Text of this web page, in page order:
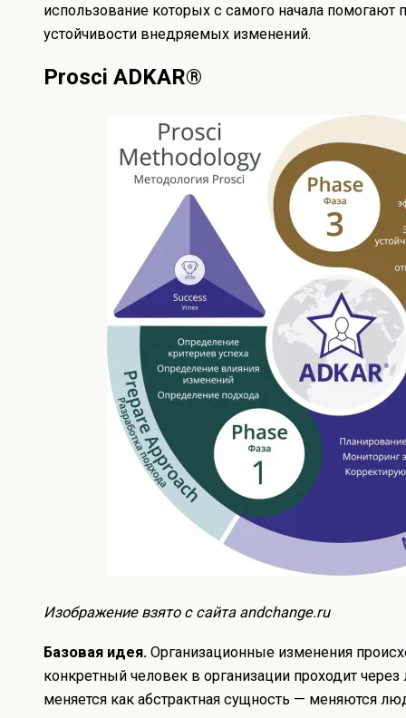
использование которых с самого начала помогают
устойчивости внедряемых изменений.
Prosci ADKAR®
Изображение взято с сайта andchange.ru
Базовая идея. Организационные изменения
конкретный человек в организации проходит
меняется как абстрактная сущность — меняются